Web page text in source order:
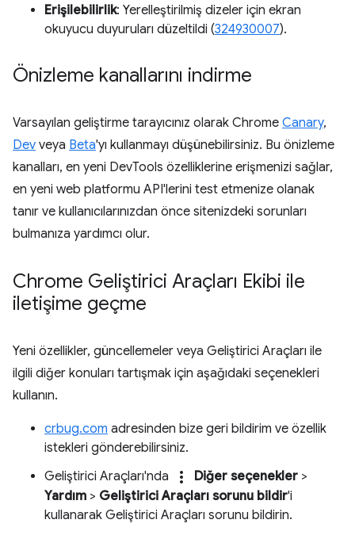
Erişilebilirlik: Yerelleştirilmiş dizeler için ekran
okuyucu duyuruları düzeltildi (324930007).
Önizleme kanallarını indirme
Varsayılan geliştirme tarayıcınız olarak Chrome Canary,
Dev veya Beta'yı kullanmayı düşünebilirsiniz. Bu önizleme
kanalları, en yeni DevTools özelliklerine erişmenizi sağlar,
en yeni web platformu API'lerini test etmenize olanak
tanır ve kullanıcılarınızdan önce sitenizdeki sorunları
bulmanıza yardımcı olur.
Chrome Geliştirici Araçları Ekibi ile
iletişime geçme
Yeni özellikler, güncellemeler veya Geliştirici Araçları ile
ilgili diğer konuları tartışmak için aşağıdaki seçenekleri
kullanın.
crbug.com adresinden bize geri bildirim ve özellik
istekleri gönderebilirsiniz.
Geliştirici Araçları'nda
more_vert Diğer seçenekler >
Yardım > Geliştirici Araçları sorunu bildir'i
kullanarak Geliştirici Araçları sorunu bildirin.